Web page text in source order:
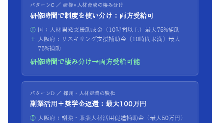
パターンC ／ 研修×人材育成の棲み分け
研修時間で制度を使い分け：両方受給可
① 国：人材開発支援助成金（10時間以上）最大75%補助
＋
大阪府：リスキリング支援補助金（10時間未満）最大
75%補助
研修時間で棲み分け→両方受給可能
パターンD ／ 採用・人材定着の強化
副業活用＋奨学金返還：最大100万円
①
大阪府：副業・兼業人材活用促進補助金（最大50万円）